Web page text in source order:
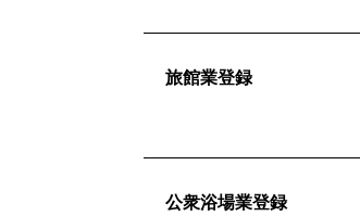
旅館業登録
公衆浴場業登録